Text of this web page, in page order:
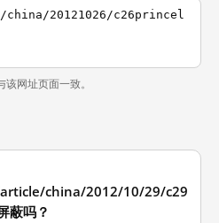
20121026/c26princel
网址页面一致。
china/2012/10/29/c29
蔽吗？